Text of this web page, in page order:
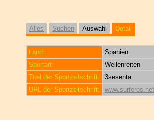
Alles Suchen Auswahl Detail
Land:
Spanien
Sportart:
Wellenreiten
Titel der Sportzeitschrift:
3sesenta
URL der Sportzeitschrift:
www.surferos.net